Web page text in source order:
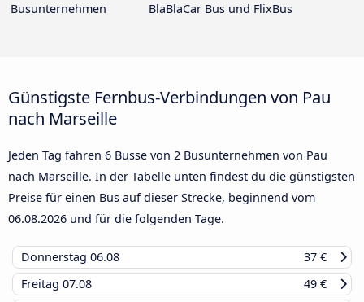
Busunternehmen
BlaBlaCar Bus und FlixBus
Günstigste Fernbus-Verbindungen von Pau
nach Marseille
Jeden Tag fahren 6 Busse von 2 Busunternehmen von Pau
nach Marseille. In der Tabelle unten findest du die günstigsten
Preise für einen Bus auf dieser Strecke, beginnend vom
06.08.2026 und für die folgenden Tage.
Donnerstag 06.08
37 €
Freitag 07.08
49 €